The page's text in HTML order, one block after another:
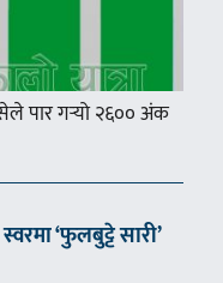
पार गर्‍यो २६०० अंक
‘फुलबुट्टे सारी’